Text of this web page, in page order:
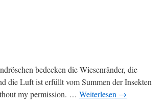
bedecken die Wiesenränder, die
die Luft ist erfüllt vom Summen der Insekten
my permission. … Weiterlesen →